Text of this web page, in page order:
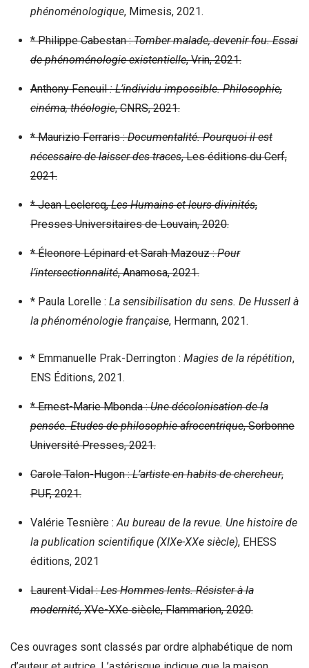
phénoménologique, Mimesis, 2021.
* Philippe Cabestan :Tomber malade, devenir fou. Essai
de phénoménologie existentielle, Vrin, 2021.
Anthony Feneuil: L’individu impossible. Philosophie,
cinéma, théologie, CNRS, 2021.
* Maurizio Ferraris :Documentalité. Pourquoi il est
nécessaire de laisser des traces, Les éditions du Cerf,
2021.
* Jean Leclercq,Les Humains et leurs divinités,
Presses Universitaires de Louvain, 2020.
* Éleonore Lépinard et Sarah Mazouz :Pour
l’intersectionnalité, Anamosa, 2021.
* Paula Lorelle : La sensibilisation du sens. De Husserl à
la phénoménologie française, Hermann, 2021.
* Emmanuelle Prak-Derrington : Magies de la répétition,
ENS Éditions, 2021.
* Ernest-Marie Mbonda :Une décolonisation de la
pensée. Etudes de philosophie afrocentrique, Sorbonne
Université Presses, 2021.
Carole Talon-Hugon :L’artiste en habits de chercheur,
PUF, 2021.
Valérie Tesnière :Au bureau de la revue. Une histoire de
la publication scientifique (XIXe-XXe siècle), EHESS
éditions, 2021
Laurent Vidal :Les Hommes lents. Résister à la
modernité, XVe-XXe siècle, Flammarion, 2020.
Ces ouvrages sont classés par ordre alphabétique de nom